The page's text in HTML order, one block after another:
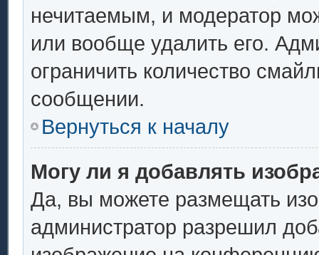
нечитаемым, и модератор
или вообще удалить его.
ограничить количество
сообщении.
Вернуться к началу
Могу ли я добавлять
Да, вы можете размещать
администратор разрешил